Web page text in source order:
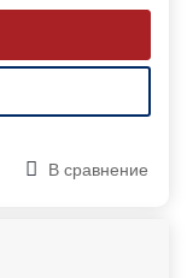
В сравнение